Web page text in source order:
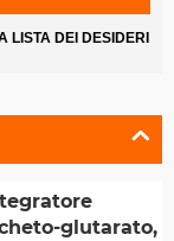
LISTA DEI DESIDERI
glutarato,